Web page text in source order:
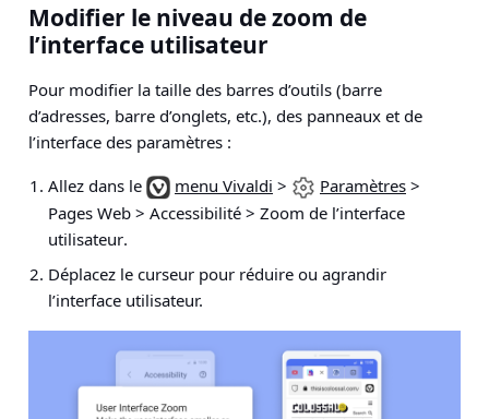
Modifier le niveau de zoom de
l’interface utilisateur
Pour modifier la taille des barres d’outils (barre
d’adresses, barre d’onglets, etc.), des panneaux et de
l’interface des paramètres :
Allez dans le
menu Vivaldi > Paramètres >
Pages Web > Accessibilité > Zoom de l’interface
utilisateur.
Déplacez le curseur pour réduire ou agrandir
l’interface utilisateur.